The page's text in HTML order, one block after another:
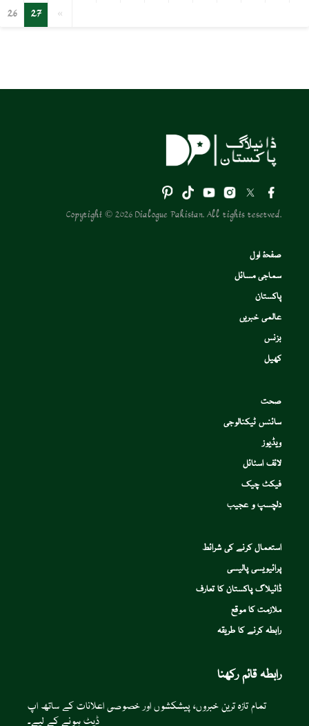
26
27 »
Copyright © 2026 Dialogue Pakistan. All rights reserved.
صفحۂ اول
سماجی مسائل
پاکستان
عالمی خبریں
بزنس
کھیل
صحت
سائنس ٹیکنالوجی
ویڈیوز
لائف اسٹائل
فیکٹ چیک
دلچسپ و عجیب
استعمال کرنے کی شرائط
پرائیویسی پالیسی
ڈائیلاگ پاکستان کا تعارف
ملازمت کا موقع
رابطہ کرنے کا طریقہ
رابطہ قائم رکھنا
تمام تازہ ترین خبروں، پیشکشوں اور خصوصی اعلانات کے ساتھ اپ
ڈیٹ ہونے کے لیے۔